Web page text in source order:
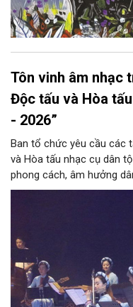
Tôn vinh âm nhạc
Độc tấu và Hòa
- 2026”
Ban tổ chức yêu cầu các
và Hòa tấu nhạc cụ dân
phong cách, âm hưởng
phối khí mới trên nền
Nam, đồng thời phải